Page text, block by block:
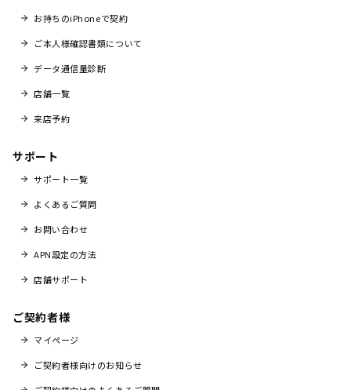
お持ちのiPhoneで契約
ご本人様確認書類について
データ通信量診断
店舗一覧
来店予約
サポート
サポート一覧
よくあるご質問
お問い合わせ
APN設定の方法
店舗サポート
ご契約者様
マイページ
ご契約者様向けのお知らせ